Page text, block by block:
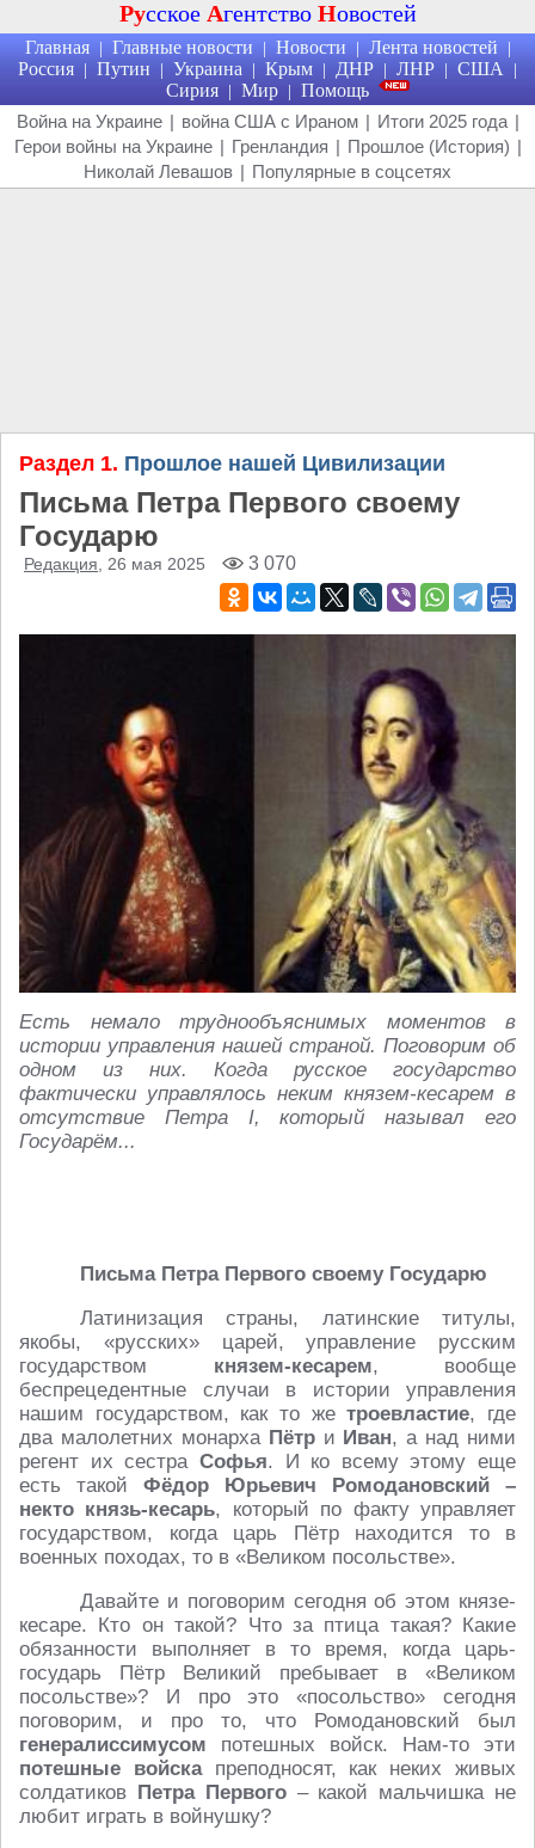
Русское Агентство Новостей
Главная | Главные новости | Новости | Лента новостей |
Россия | Путин | Украина | Крым | ДНР | ЛНР | США |
Сирия | Мир | Помощь
Война на Украине | война США с Ираном | Итоги 2025 года |
Герои войны на Украине | Гренландия | Прошлое (История) |
Николай Левашов | Популярные в соцсетях
Раздел 1. Прошлое нашей Цивилизации
Письма Петра Первого своему
Государю
Редакция , 26 мая 2025 3 070
Есть немало труднообъяснимых моментов в
истории управления нашей страной. Поговорим об
одном из них. Когда русское государство
фактически управлялось неким князем-кесарем в
отсутствие Петра I, который называл его
Государём...
Письма Петра Первого своему Государю
Латинизация страны, латинские титулы,
якобы, «русских» царей, управление русским
государством князем-кесарем, вообще
беспрецедентные случаи в истории управления
нашим государством, как то жетроевластие, где
два малолетних монарха Пётри Иван, а над ними
регент их сестра Софья. И ко всему этому еще
есть такой Фёдор Юрьевич Ромодановский –
некто князь-кесарь, который по факту управляет
государством, когда царь Пётр находится то в
военных походах, то в «Великом посольстве».
Давайте и поговорим сегодня об этом князе-
кесаре. Кто он такой? Что за птица такая? Какие
обязанности выполняет в то время, когда царь-
государь Пётр Великий пребывает в «Великом
посольстве»? И про это «посольство» сегодня
поговорим, и про то, что Ромодановский был
генералиссимусом потешных войск. Нам-то эти
потешные войскапреподносят, как неких живых
солдатиков Петра Первого– какой мальчишка не
любит играть в войнушку?